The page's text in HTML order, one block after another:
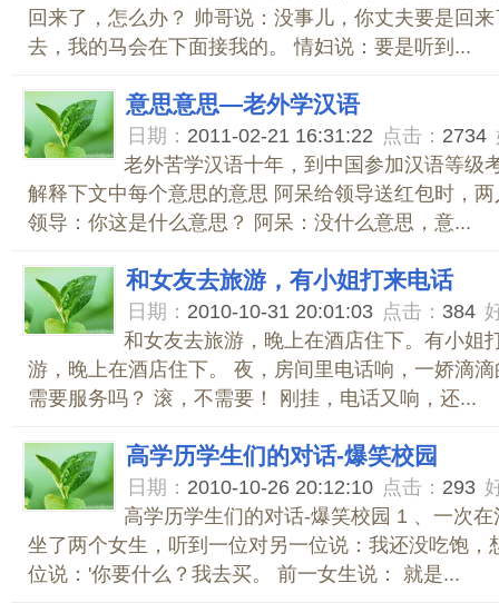
回来了，怎么办？ 帅哥说：没事儿，你丈夫要是回
去，我的马会在下面接我的。 情妇说：要是听到...
意思意思—老外学汉语
日期： 2011-02-21 16:31:22 点击： 2734
老外苦学汉语十年，到中国参加汉语等级
解释下文中每个意思的意思 阿呆给领导送红包时，
领导：你这是什么意思？ 阿呆：没什么意思，意...
和女友去旅游，有小姐打来电话
日期： 2010-10-31 20:01:03 点击： 384
和女友去旅游，晚上在酒店住下。有小姐
游，晚上在酒店住下。 夜，房间里电话响，一娇滴
需要服务吗？ 滚，不需要！ 刚挂，电话又响，还...
高学历学生们的对话-爆笑校园
日期： 2010-10-26 20:12:10 点击： 293
高学历学生们的对话-爆笑校园 1 、一次
坐了两个女生，听到一位对另一位说：我还没吃饱，
位说：'你要什么？我去买。 前一女生说： 就是...